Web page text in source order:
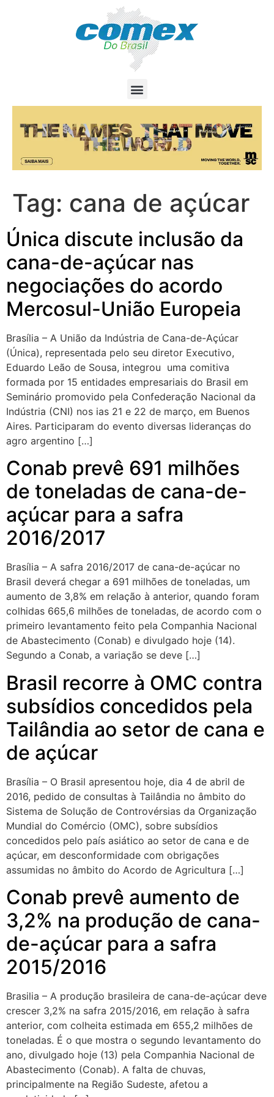
Tag: cana de açúcar
Única discute inclusão da
cana-de-açúcar nas
negociações do acordo
Mercosul-União Europeia
Brasília – A União da Indústria de Cana-de-Açúcar
(Única), representada pelo seu diretor Executivo,
Eduardo Leão de Sousa, integrou uma comitiva
formada por 15 entidades empresariais do Brasil em
Seminário promovido pela Confederação Nacional da
Indústria (CNI) nos ias 21 e 22 de março, em Buenos
Aires. Participaram do evento diversas lideranças do
agro argentino […]
Conab prevê 691 milhões
de toneladas de cana-de-
açúcar para a safra
2016/2017
Brasília – A safra 2016/2017 de cana-de-açúcar no
Brasil deverá chegar a 691 milhões de toneladas, um
aumento de 3,8% em relação à anterior, quando foram
colhidas 665,6 milhões de toneladas, de acordo com o
primeiro levantamento feito pela Companhia Nacional
de Abastecimento (Conab) e divulgado hoje (14).
Segundo a Conab, a variação se deve […]
Brasil recorre à OMC contra
subsídios concedidos pela
Tailândia ao setor de cana e
de açúcar
Brasília – O Brasil apresentou hoje, dia 4 de abril de
2016, pedido de consultas à Tailândia no âmbito do
Sistema de Solução de Controvérsias da Organização
Mundial do Comércio (OMC), sobre subsídios
concedidos pelo país asiático ao setor de cana e de
açúcar, em desconformidade com obrigações
assumidas no âmbito do Acordo de Agricultura […]
Conab prevê aumento de
3,2% na produção de cana-
de-açúcar para a safra
2015/2016
Brasilia – A produção brasileira de cana-de-açúcar deve
crescer 3,2% na safra 2015/2016, em relação à safra
anterior, com colheita estimada em 655,2 milhões de
toneladas. É o que mostra o segundo levantamento do
ano, divulgado hoje (13) pela Companhia Nacional de
Abastecimento (Conab). A falta de chuvas,
principalmente na Região Sudeste, afetou a